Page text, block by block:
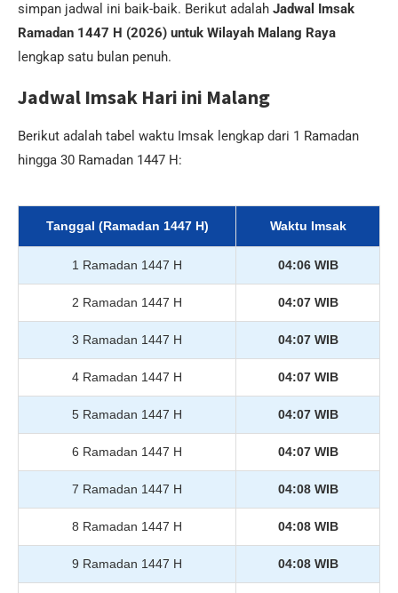
simpan jadwal ini baik-baik. Berikut adalah Jadwal Imsak
Ramadan 1447 H (2026) untuk Wilayah Malang Raya
lengkap satu bulan penuh.
Jadwal Imsak Hari ini Malang
Berikut adalah tabel waktu Imsak lengkap dari 1 Ramadan
hingga 30 Ramadan 1447 H:
Tanggal (Ramadan 1447 H) Waktu Imsak
1 Ramadan 1447 H 04:06 WIB
2 Ramadan 1447 H 04:07 WIB
3 Ramadan 1447 H 04:07 WIB
4 Ramadan 1447 H 04:07 WIB
5 Ramadan 1447 H 04:07 WIB
6 Ramadan 1447 H 04:07 WIB
7 Ramadan 1447 H 04:08 WIB
8 Ramadan 1447 H 04:08 WIB
9 Ramadan 1447 H 04:08 WIB